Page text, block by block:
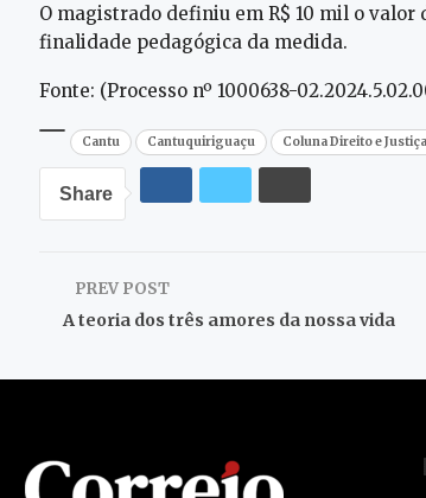
O magistrado definiu em R$ 10 mil o
finalidade pedagógica da medida.
Fonte: (Processo nº 1000638-
Cantu Cantuquiriguaçu Coluna Direito e Justiça
Share
PREV POST
A teoria dos três amores da nossa vida